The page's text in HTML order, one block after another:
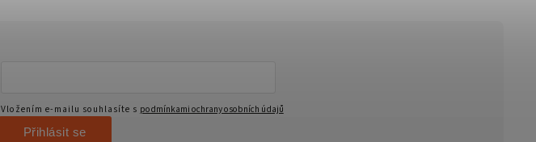
Vložením e-mailu souhlasíte s podmínkami ochrany osobních údajů
Přihlásit se